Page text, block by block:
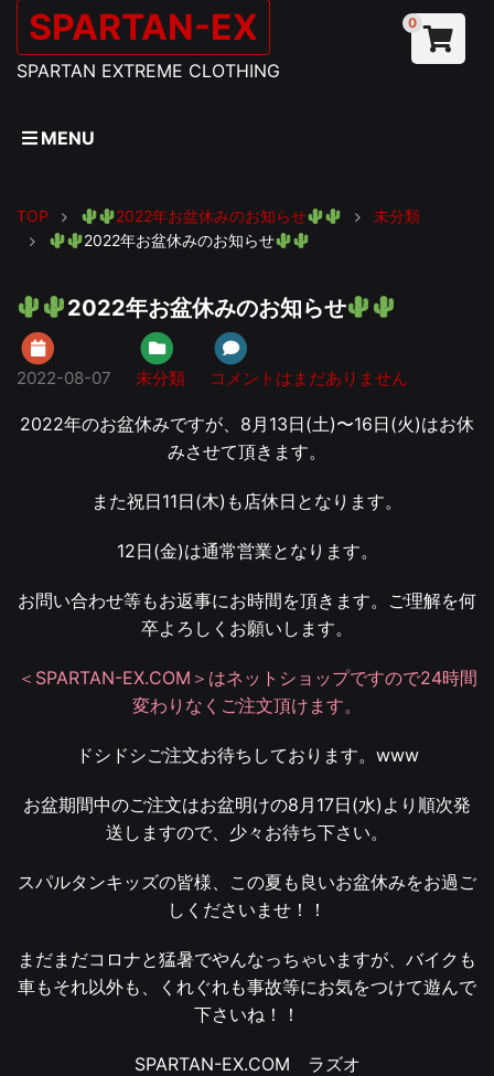
SPARTAN-EX
SPARTAN EXTREME CLOTHING
0
MENU
TOP 2022年お盆休みのお知らせ
未分類
2022年お盆休みのお知らせ
2022年お盆休みのお知らせ
2022-08-07 未分類 コメントはまだありません
2022年のお盆休みですが、8月13日(土)〜16日(火)はお休
みさせて頂きます。
また祝日11日(木)も店休日となります。
12日(金)は通常営業となります。
お問い合わせ等もお返事にお時間を頂きます。ご理解を何
卒よろしくお願いします。
＜SPARTAN-EX.COM＞はネットショップですので24時間
変わりなくご注文頂けます。
ドシドシご注文お待ちしております。www
お盆期間中のご注文はお盆明けの8月17日(水)より順次発
送しますので、少々お待ち下さい。
スパルタンキッズの皆様、この夏も良いお盆休みをお過ご
しくださいませ！！
まだまだコロナと猛暑でやんなっちゃいますが、バイクも
車もそれ以外も、くれぐれも事故等にお気をつけて遊んで
下さいね！！
SPARTAN-EX.COM ラズオ